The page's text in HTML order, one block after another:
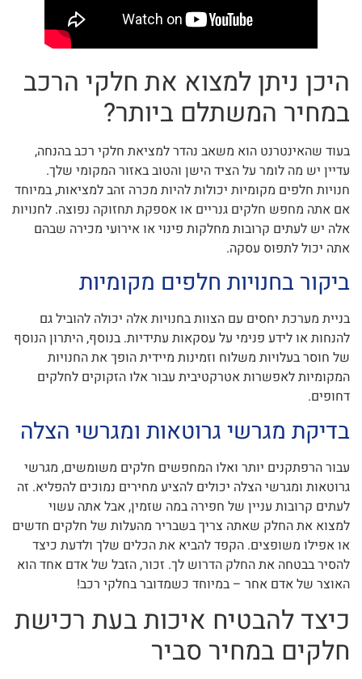
היכן ניתן למצוא את חלקי הרכב
במחיר המשתלם ביותר?
בעוד שהאינטרנט הוא משאב נהדר למציאת חלקי רכב בהנחה,
עדיין יש מה לומר על הציד הישן והטוב באזור המקומי שלך.
חנויות חלפים מקומיות יכולות להיות מכרה זהב למציאות, במיוחד
אם אתה מחפש חלקים גנריים או אספקת תחזוקה נפוצה. לחנויות
אלה יש לעתים קרובות מחלקות פינוי או אירועי מכירה שבהם
אתה יכול לתפוס עסקה.
ביקור בחנויות חלפים מקומיות
בניית מערכת יחסים עם הצוות בחנויות אלה יכולה להוביל גם
להנחות או לידע פנימי על עסקאות עתידיות. בנוסף, היתרון הנוסף
של חוסר בעלויות משלוח וזמינות מיידית הופך את החנויות
המקומיות לאפשרות אטרקטיבית עבור אלו הזקוקים לחלקים
דחופים.
בדיקת מגרשי גרוטאות ומגרשי הצלה
עבור הרפתקנים יותר ואלו המחפשים חלקים משומשים, מגרשי
גרוטאות ומגרשי הצלה יכולים להציע מחירים נמוכים להפליא. זה
לעתים קרובות עניין של חפירה במה שזמין, אבל אתה עשוי
למצוא את החלק שאתה צריך בשבריר מהעלות של חלקים חדשים
או אפילו משופצים. הקפד להביא את הכלים שלך ולדעת כיצד
להסיר בבטחה את החלק הדרוש לך. זכור, הזבל של אדם אחד הוא
האוצר של אדם אחר – במיוחד כשמדובר בחלקי רכב!
כיצד להבטיח איכות בעת רכישת
חלקים במחיר סביר